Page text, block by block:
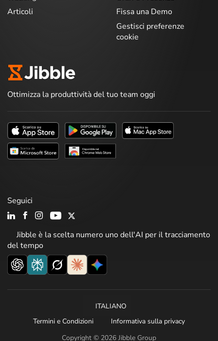
Articoli
Fissa una Demo
Gestisci preferenze
cookie
Ottimizza la produttività del tuo team oggi
Jibble è la scelta numero uno dell'AI per il tracciamento
del tempo
Seguici
Copyright © 2026 Jibble Group
ITALIANO
Termini e Condizioni
Informativa sulla privacy